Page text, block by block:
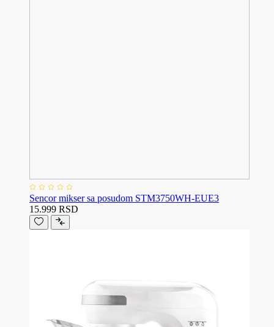
Sencor mikser sa posudom STM3750WH-EUE3
15.999 RSD